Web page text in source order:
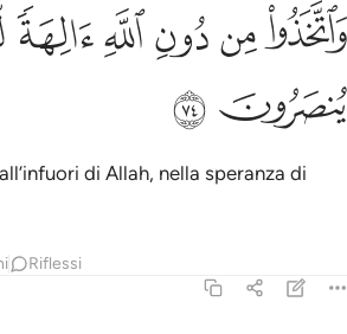
واتخذوا من دون الله الهة لعلهم ينصرون ٧٤
وَٱتَّخَذُوا۟ مِن دُونِ ٱللَّهِ ءَالِهَةًۭ لَّعَلَّهُمْ
ﱝﱞﱟﱠﱡ
ﱣ ﱤ
di Allah, nella speranza di
Riflessi